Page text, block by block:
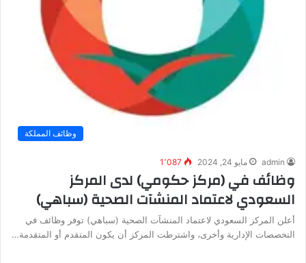
وظائف المملكة
admin مايو 24, 2024 1٬087
وظائف في (مركز حكومي) لدى المركز
السعودي لاعتماد المنشآت الصحية (سباهي)
أعلن المركز السعودي لاعتماد المنشآت الصحية (سباهي) توفر وظائف في
التخصصات الإدارية وأخرى، واشترطت المركز أن يكون المتقدم أو المتقدمة…